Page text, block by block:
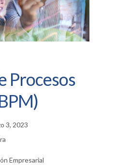
Procesos
3, 2023
Empresarial